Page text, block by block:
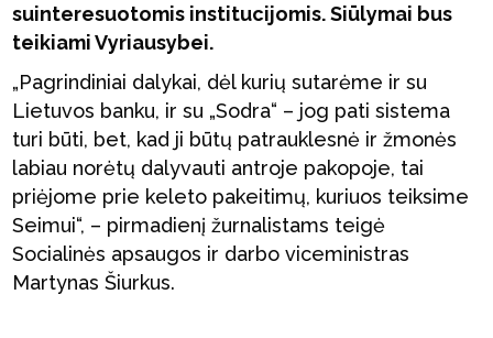
suinteresuotomis institucijomis. Siūlymai bus
teikiami Vyriausybei.
„Pagrindiniai dalykai, dėl kurių sutarėme ir su
Lietuvos banku, ir su „Sodra“ – jog pati sistema
turi būti, bet, kad ji būtų patrauklesnė ir žmonės
labiau norėtų dalyvauti antroje pakopoje, tai
priėjome prie keleto pakeitimų, kuriuos teiksime
Seimui“, – pirmadienį žurnalistams teigė
Socialinės apsaugos ir darbo viceministras
Martynas Šiurkus.